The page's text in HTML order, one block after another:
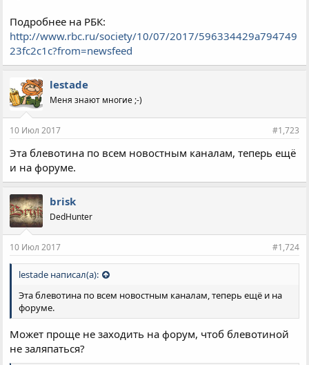
Подробнее на РБК:
http://www.rbc.ru/society/10/07/2017/596334429a794749
23fc2c1c?from=newsfeed
lestade
Меня знают многие ;-)
10 Июл 2017 #1,723
Эта блевотина по всем новостным каналам, теперь ещё
и на форуме.
brisk
DedHunter
10 Июл 2017 #1,724
lestade написал(а):
Эта блевотина по всем новостным каналам, теперь ещё и на
форуме.
Может проще не заходить на форум, чтоб блевотиной
не заляпаться?